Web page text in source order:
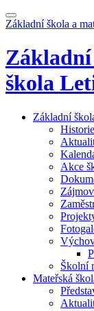
Základní škola a
Základní
škola
Základní
Akce
Školní
Mateřská